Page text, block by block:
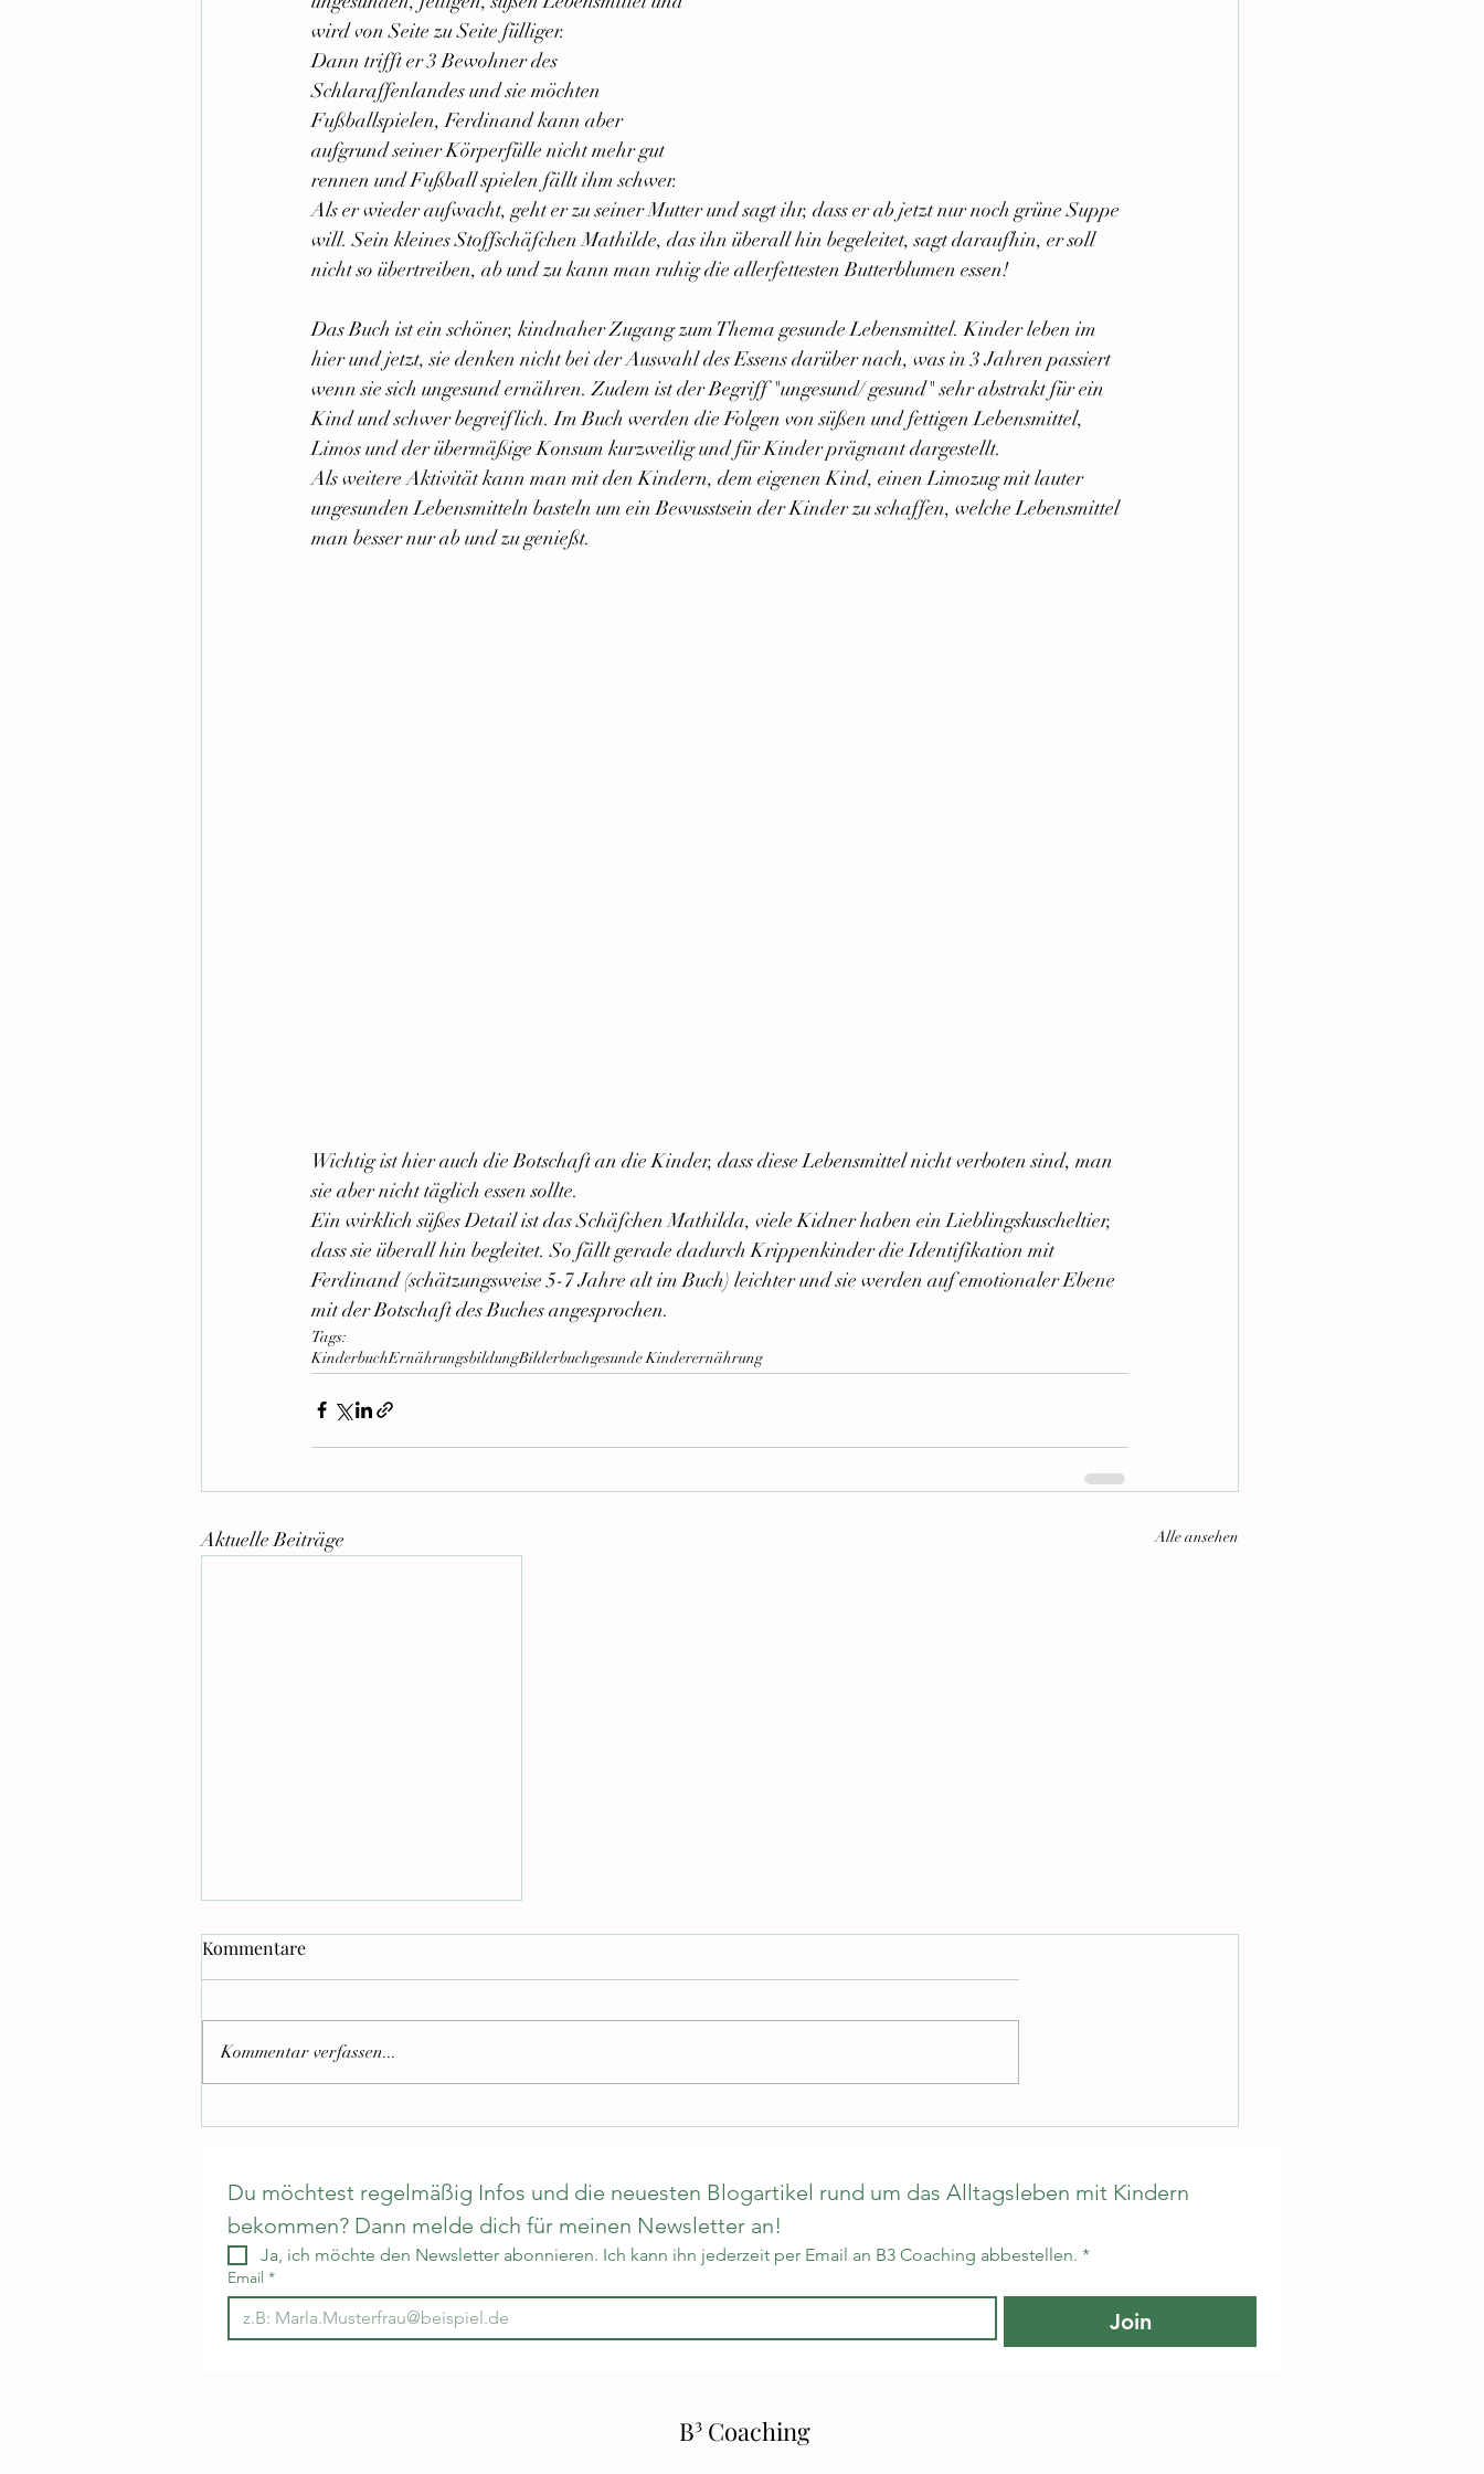
wird von Seite zu Seite fülliger.
Dann trifft er 3 Bewohner des
Schlaraffenlandes und sie möchten
Fußballspielen, Ferdinand kann aber
aufgrund seiner Körperfülle nicht mehr gut
rennen und Fußball spielen fällt ihm schwer.
Als er wieder aufwacht, geht er zu seiner Mutter und sagt ihr, dass er ab jetzt nur noch grüne Suppe
will. Sein kleines Stoffschäfchen Mathilde, das ihn überall hin begeleitet, sagt daraufhin, er soll
nicht so übertreiben, ab und zu kann man ruhig die allerfettesten Butterblumen essen!
Das Buch ist ein schöner, kindnaher Zugang zum Thema gesunde Lebensmittel. Kinder leben im
hier und jetzt, sie denken nicht bei der Auswahl des Essens darüber nach, was in 3 Jahren passiert
wenn sie sich ungesund ernähren. Zudem ist der Begriff "ungesund/ gesund" sehr abstrakt für ein
Kind und schwer begreiflich. Im Buch werden die Folgen von süßen und fettigen Lebensmittel,
Limos und der übermäßige Konsum kurzweilig und für Kinder prägnant dargestellt.
Als weitere Aktivität kann man mit den Kindern, dem eigenen Kind, einen Limozug mit lauter
ungesunden Lebensmitteln basteln um ein Bewusstsein der Kinder zu schaffen, welche Lebensmittel
man besser nur ab und zu genießt.
Wichtig ist hier auch die Botschaft an die Kinder, dass diese Lebensmittel nicht verboten sind, man
sie aber nicht täglich essen sollte.
Ein wirklich süßes Detail ist das Schäfchen Mathilda, viele Kidner haben ein Lieblingskuscheltier,
dass sie überall hin begleitet. So fällt gerade dadurch Krippenkinder die Identifikation mit
Ferdinand (schätzungsweise 5-7 Jahre alt im Buch) leichter und sie werden auf emotionaler Ebene
mit der Botschaft des Buches angesprochen.
Tags:
KinderbuchErnährungsbildungBilderbuchgesunde Kinderernährung
Aktuelle Beiträge Alle ansehen
Kommentare
Kommentar verfassen...
Du möchtest regelmäßig Infos und die neuesten Blogartikel rund um das Alltagsleben mit Kindern
bekommen? Dann melde dich für meinen Newsletter an!
Ja, ich möchte den Newsletter abonnieren. Ich kann ihn jederzeit per Email an B3 Coaching abbestellen. *
Email *
Join
B³ Coaching